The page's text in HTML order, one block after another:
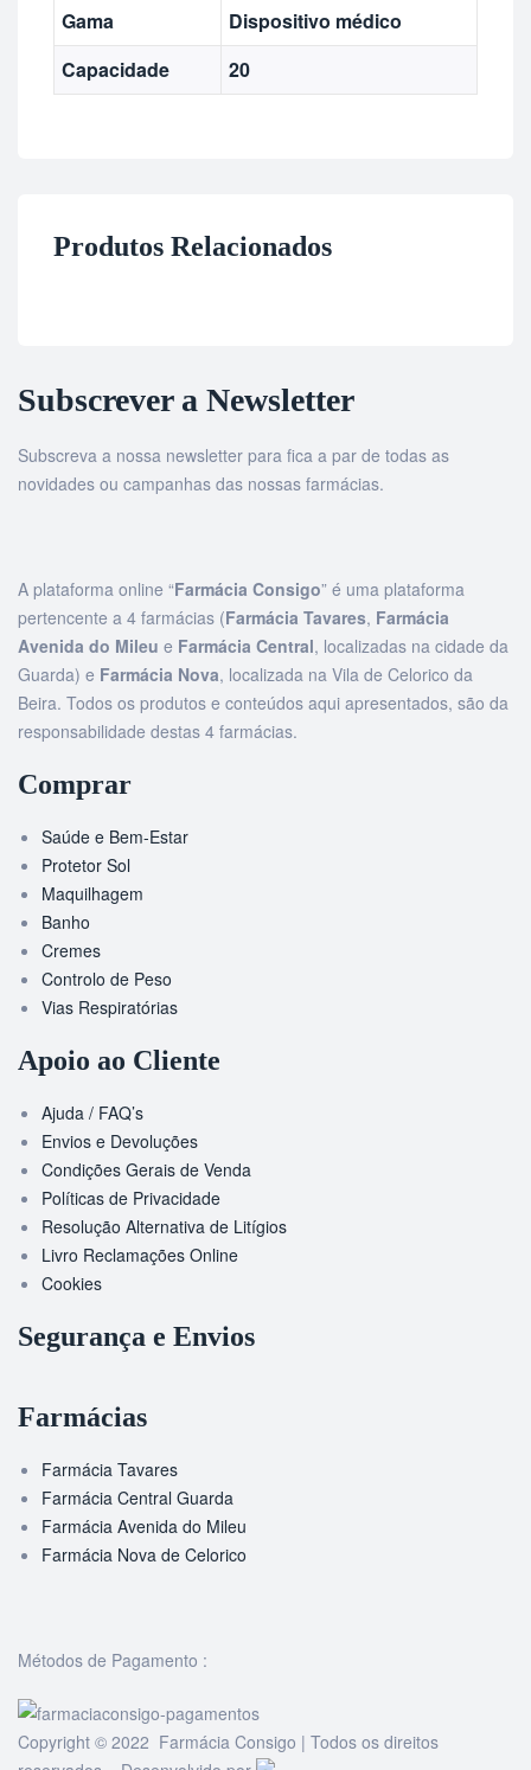
Gama
Dispositivo médico
Capacidade
20
Produtos Relacionados
Subscrever a Newsletter
Subscreva a nossa newsletter para fica a par de todas as
novidades ou campanhas das nossas farmácias.
A plataforma online “Farmácia Consigo” é uma plataforma
pertencente a 4 farmácias (Farmácia Tavares, Farmácia
Avenida do Mileu e Farmácia Central, localizadas na cidade da
Guarda) e Farmácia Nova, localizada na Vila de Celorico da
Beira. Todos os produtos e conteúdos aqui apresentados, são da
responsabilidade destas 4 farmácias.
Comprar
Saúde e Bem-Estar
Protetor Sol
Maquilhagem
Banho
Cremes
Controlo de Peso
Vias Respiratórias
Apoio ao Cliente
Ajuda / FAQ’s
Envios e Devoluções
Condições Gerais de Venda
Políticas de Privacidade
Resolução Alternativa de Litígios
Livro Reclamações Online
Cookies
Segurança e Envios
Farmácias
Farmácia Tavares
Farmácia Central Guarda
Farmácia Avenida do Mileu
Farmácia Nova de Celorico
Métodos de Pagamento :
Copyright © 2022 Farmácia Consigo | Todos os direitos